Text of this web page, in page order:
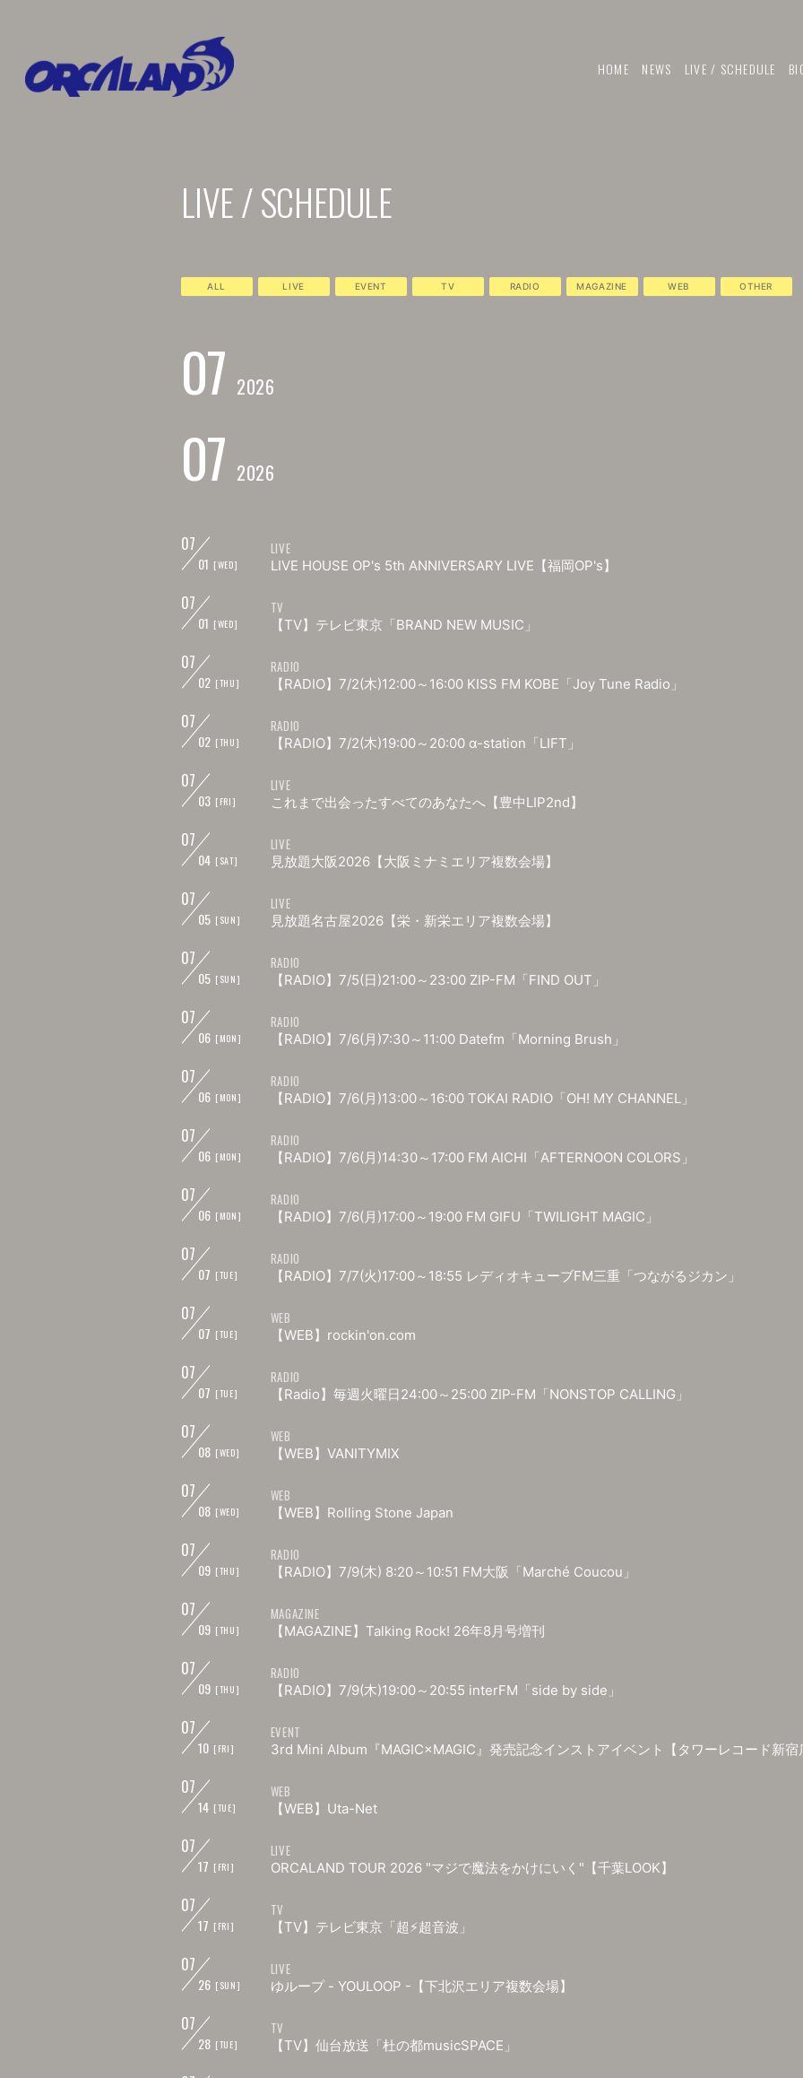
HOME NEWS LIVE / SCHEDULE
LIVE / SCHEDULE
ALL LIVE EVENT TV RADIO MAGAZINE WEB OTHER
07 2026
07 2026
07
01 [WED]
LIVE
LIVE HOUSE OP's 5th ANNIVERSARY LIVE【福岡OP's】
07
01 [WED]
TV
【TV】テレビ東京「BRAND NEW MUSIC」
07
02 [THU]
RADIO
【RADIO】7/2(木)12:00～16:00 KISS FM KOBE「Joy Tune Radio」
07
02 [THU]
RADIO
【RADIO】7/2(木)19:00～20:00 α-station「LIFT」
07
03 [FRI]
LIVE
これまで出会ったすべてのあなたへ【豊中LIP2nd】
07
04 [SAT]
LIVE
見放題大阪2026【大阪ミナミエリア複数会場】
07
05 [SUN]
LIVE
見放題名古屋2026【栄・新栄エリア複数会場】
07
05 [SUN]
RADIO
【RADIO】7/5(日)21:00～23:00 ZIP-FM「FIND OUT」
07
06 [MON]
RADIO
【RADIO】7/6(月)7:30～11:00 Datefm「Morning Brush」
07
06 [MON]
RADIO
【RADIO】7/6(月)13:00～16:00 TOKAI RADIO「OH! MY CHANNEL」
07
06 [MON]
RADIO
【RADIO】7/6(月)14:30～17:00 FM AICHI「AFTERNOON COLORS」
07
06 [MON]
RADIO
【RADIO】7/6(月)17:00～19:00 FM GIFU「TWILIGHT MAGIC」
07
07 [TUE]
RADIO
【RADIO】7/7(火)17:00～18:55 レディオキューブFM三重「つながるジカン」
07
07 [TUE]
WEB
【WEB】rockin'on.com
07
07 [TUE]
RADIO
【Radio】毎週火曜日24:00～25:00 ZIP-FM「NONSTOP CALLING」
07
08 [WED]
WEB
【WEB】VANITYMIX
07
08 [WED]
WEB
【WEB】Rolling Stone Japan
07
09 [THU]
RADIO
【RADIO】7/9(木) 8:20～10:51 FM大阪「Marché Coucou」
07
09 [THU]
MAGAZINE
【MAGAZINE】Talking Rock! 26年8月号増刊
07
09 [THU]
RADIO
【RADIO】7/9(木)19:00～20:55 interFM「side by side」
07
10 [FRI]
EVENT
3rd Mini Album『MAGIC×MAGIC』発売記念インストアイベント【タワーレコード新宿
07
14 [TUE]
WEB
【WEB】Uta-Net
07
17 [FRI]
LIVE
ORCALAND TOUR 2026 "マジで魔法をかけにいく"【千葉LOOK】
07
17 [FRI]
TV
【TV】テレビ東京「超⚡️超音波」
07
26 [SUN]
LIVE
ゆループ - YOULOOP -【下北沢エリア複数会場】
07
28 [TUE]
TV
【TV】仙台放送「杜の都musicSPACE」